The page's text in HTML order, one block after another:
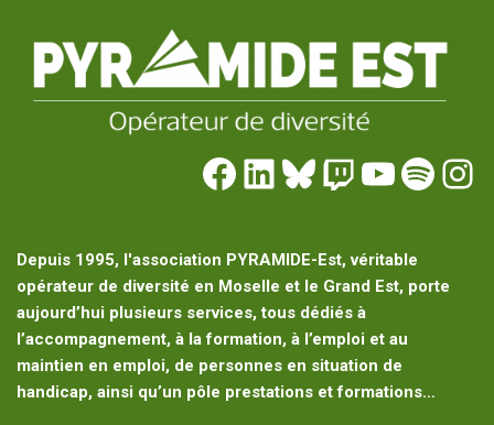
Depuis 1995, l'association PYRAMIDE-Est, véritable
opérateur de diversité en Moselle et le Grand Est, porte
aujourd’hui plusieurs services, tous dédiés à
l’accompagnement, à la formation, à l’emploi et au
maintien en emploi, de personnes en situation de
handicap, ainsi qu’un pôle prestations et formations…